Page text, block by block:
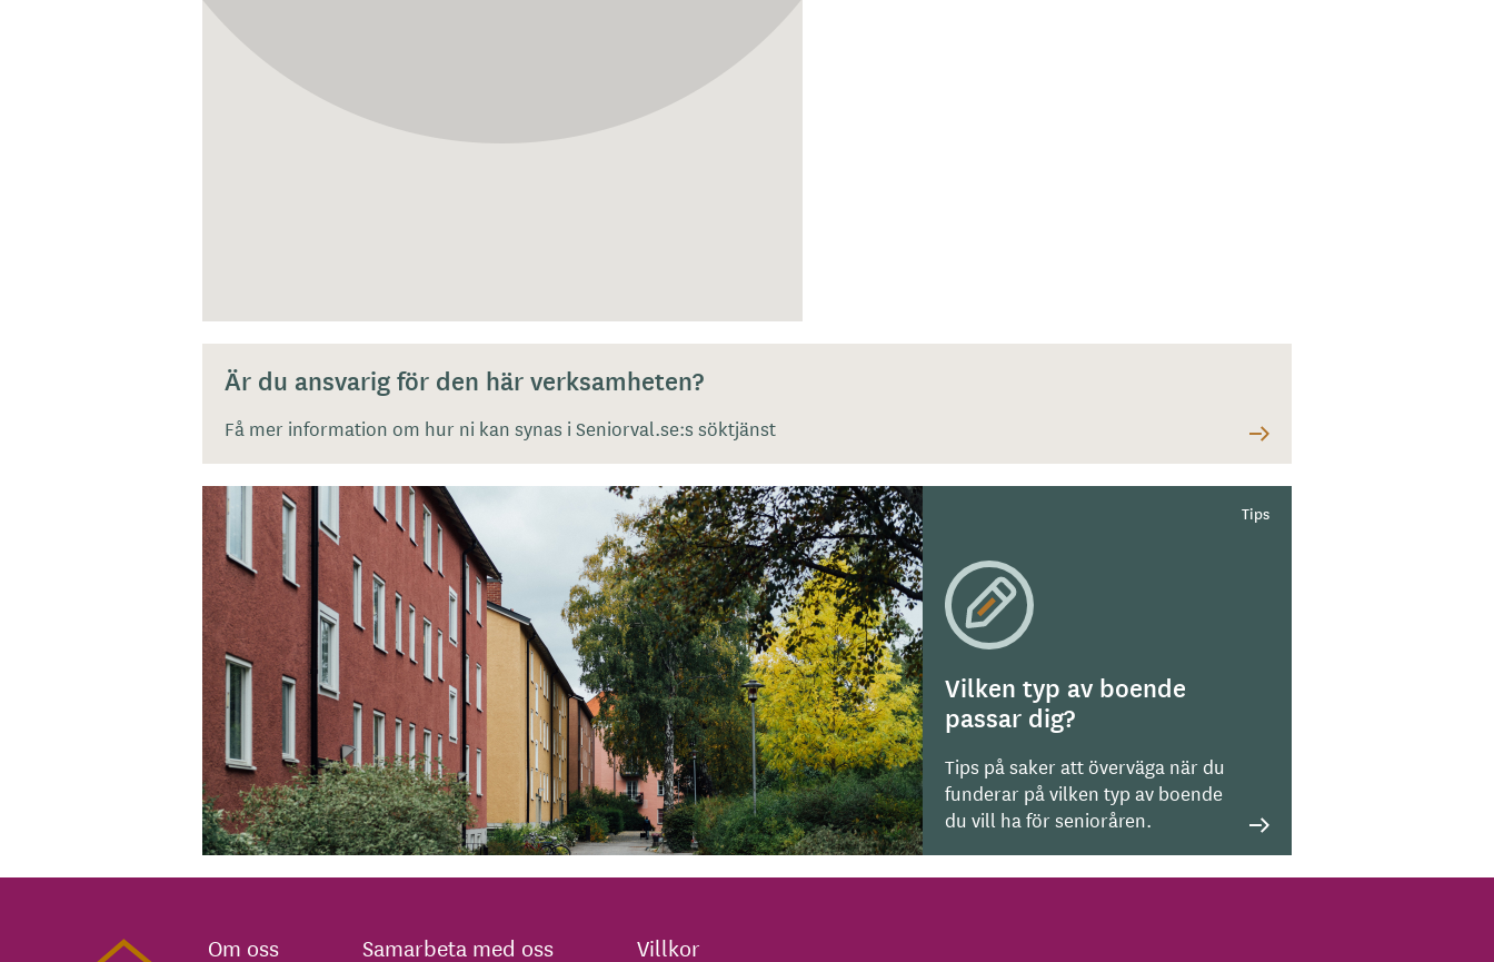
Är du ansvarig för den här verksamheten?
Få mer information om hur ni kan synas i Seniorval.se:s söktjänst
Vilken typ av boende
passar dig?
Tips på saker att överväga när du
funderar på vilken typ av boende
du vill ha för senioråren.
Om oss Samarbeta med oss Villkor